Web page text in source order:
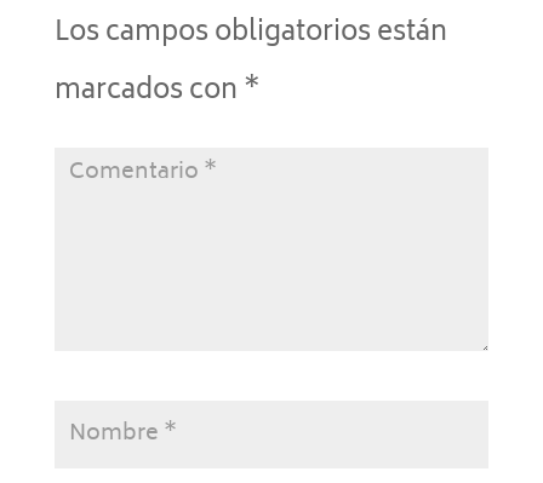
Los campos obligatorios están
marcados con*